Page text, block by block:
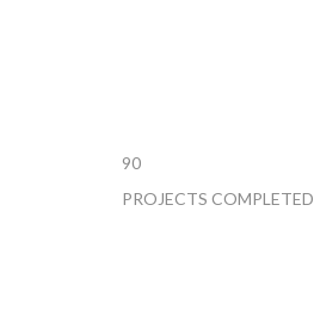
90
PROJECTS COMPLETED